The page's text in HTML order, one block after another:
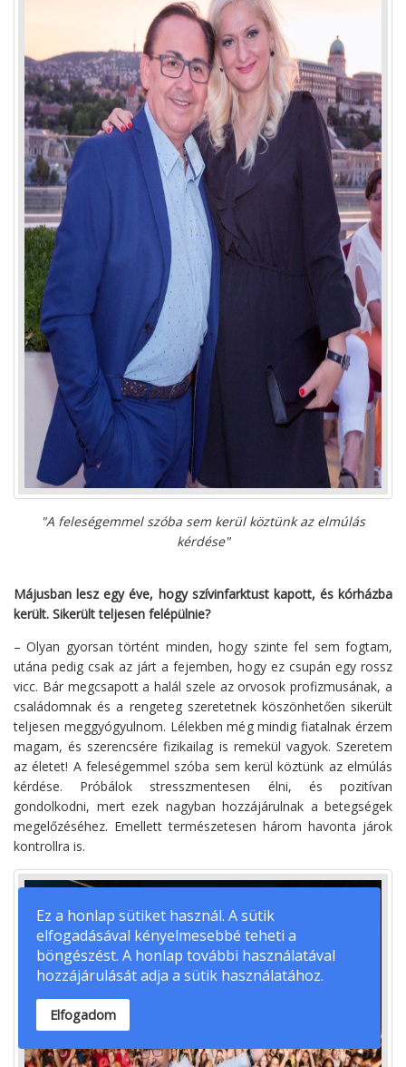
"A feleségemmel szóba sem kerül köztünk az elmúlás
kérdése"
Májusban lesz egy éve, hogy szívinfarktust kapott, és kórházba
került. Sikerült teljesen felépülnie?
– Olyan gyorsan történt minden, hogy szinte fel sem fogtam,
utána pedig csak az járt a fejemben, hogy ez csupán egy rossz
vicc. Bár megcsapott a halál szele az orvosok profizmusának, a
családomnak és a rengeteg szeretetnek köszönhetően sikerült
teljesen meggyógyulnom. Lélekben még mindig fiatalnak érzem
magam, és szerencsére fizikailag is remekül vagyok. Szeretem
az életet! A feleségemmel szóba sem kerül köztünk az elmúlás
kérdése. Próbálok stresszmentesen élni, és pozitívan
gondolkodni, mert ezek nagyban hozzájárulnak a betegségek
megelőzéséhez. Emellett természetesen három havonta járok
kontrollra is.
Ez a honlap sütiket használ. A sütik
elfogadásával kényelmesebbé teheti a
böngészést. A honlap további használatával
hozzájárulását adja a sütik használatához.
Elfogadom